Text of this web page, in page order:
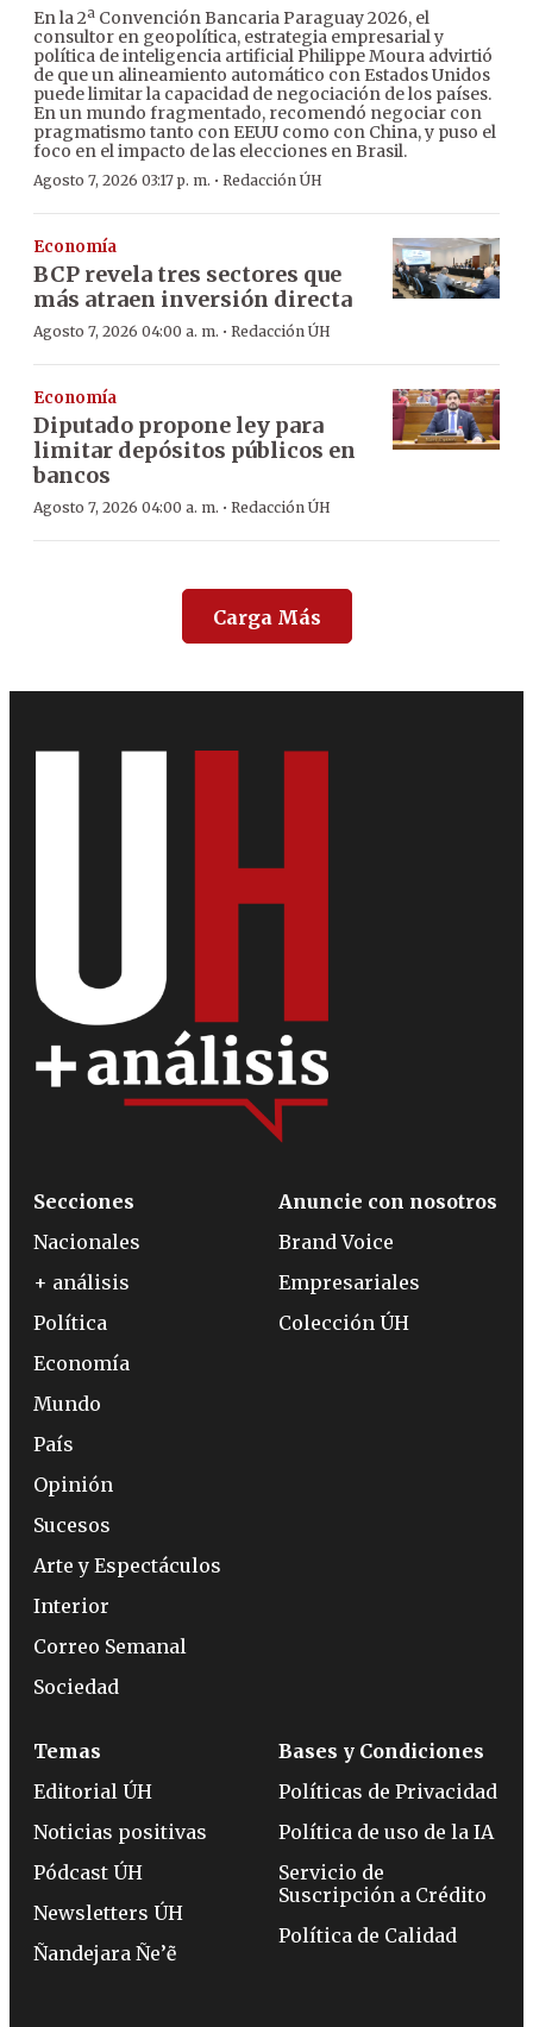
En la 2ª Convención Bancaria Paraguay 2026, el
consultor en geopolítica, estrategia empresarial y
política de inteligencia artificial Philippe Moura advirtió
de que un alineamiento automático con Estados Unidos
puede limitar la capacidad de negociación de los países.
En un mundo fragmentado, recomendó negociar con
pragmatismo tanto con EEUU como con China, y puso el
foco en el impacto de las elecciones en Brasil.
Agosto 7, 2026 03:17 p. m. · Redacción ÚH
Economía
BCP revela tres sectores que
más atraen inversión directa
Agosto 7, 2026 04:00 a. m. · Redacción ÚH
Economía
Diputado propone ley para
limitar depósitos públicos en
bancos
Agosto 7, 2026 04:00 a. m. · Redacción ÚH
Carga Más
Secciones
Nacionales
+ análisis
Política
Economía
Mundo
País
Opinión
Sucesos
Arte y Espectáculos
Interior
Correo Semanal
Sociedad
Anuncie con nosotros
Brand Voice
Empresariales
Colección ÚH
Temas
Editorial ÚH
Noticias positivas
Pódcast ÚH
Newsletters ÚH
Ñandejara Ñe’ẽ
Bases y Condiciones
Políticas de Privacidad
Política de uso de la IA
Servicio de
Suscripción a Crédito
Política de Calidad